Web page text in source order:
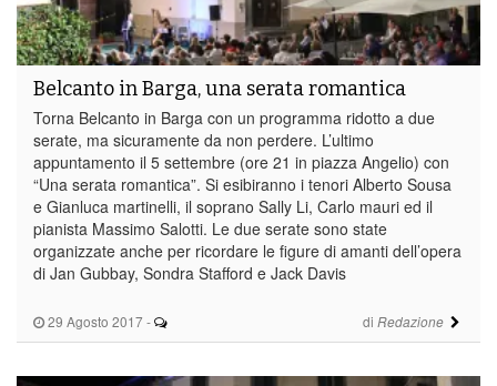
29 Agosto 2017 - di Redazione
Belcanto in Barga, una serata romantica
Torna Belcanto in Barga con un programma ridotto a due
serate, ma sicuramente da non perdere. L’ultimo
appuntamento il 5 settembre (ore 21 in piazza Angelio) con
“Una serata romantica”. Si esibiranno i tenori Alberto Sousa
e Gianluca martinelli, il soprano Sally Li, Carlo mauri ed il
pianista Massimo Salotti. Le due serate sono state
organizzate anche per ricordare le figure di amanti dell’opera
di Jan Gubbay, Sondra Stafford e Jack Davis